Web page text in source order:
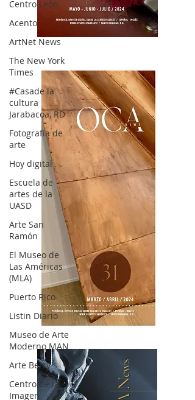
Centro León
Acento
ArtNet News
The New York
Times
#Casade la
cultura
Jarabacoa, RD
Fotografía de
arte
Hoy digital
Escuela de
artes de la
UASD
Arte San
Ramón
El Museo de
Las Américas
(MLA)
Puerto Rico
Listin Diario
Museo de Arte
Moderno MAN
Arte Berry's
Centro de la
Imagen
OCA|News 32/ Mayo-Junio-Julio, 2023
OCA|News 31 / Marzo-Abril / 2024